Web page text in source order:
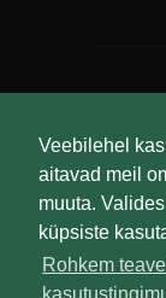
Veebilehel
aitavad meil
muuta.
küpsiste
Rohkem